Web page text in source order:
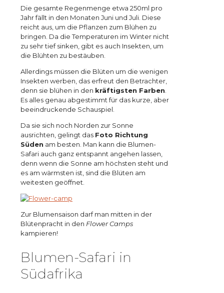
Die gesamte Regenmenge etwa 250ml pro
Jahr fällt in den Monaten Juni und Juli. Diese
reicht aus, um die Pflanzen zum Blühen zu
bringen. Da die Temperaturen im Winter nicht
zu sehr tief sinken, gibt es auch Insekten, um
die Blühten zu bestäuben.
Allerdings müssen die Blüten um die wenigen
Insekten werben, das erfreut den Betrachter,
denn sie blühen in den kräftigsten Farben
Es alles genau abgestimmt für das kurze, aber
beeindruckende Schauspiel.
Da sie sich noch Norden zur Sonne
ausrichten, gelingt das Foto Richtung
Süden am besten. Man kann die Blumen-
Safari auch ganz entspannt angehen lassen,
denn wenn die Sonne am höchsten steht und
es am wärmsten ist, sind die Blüten am
weitesten geöffnet.
Zur Blumensaison darf man mitten in der
Blütenpracht in den Flower Camps
kampieren!
Blumen-Safari in
Südafrika